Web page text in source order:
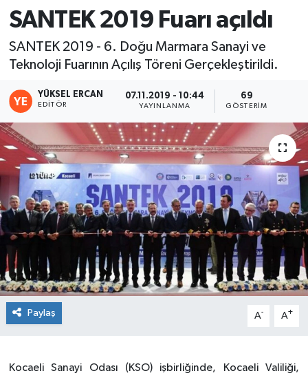
SANTEK 2019 Fuarı açıldı
SANTEK 2019 - 6. Doğu Marmara Sanayi ve
Teknoloji Fuarının Açılış Töreni Gerçekleştirildi.
YÜKSEL ERCAN
EDITÖR
07.11.2019 - 10:44
YAYINLANMA
69
GÖSTERIM
Paylaş A- A+
Kocaeli Sanayi Odası (KSO) işbirliğinde, Kocaeli Valiliği,
Tüm Manşetler
Son Dakika Haberleri
Haber Arşivi